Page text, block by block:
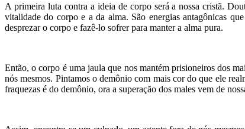
A primeira luta contra a ideia de corpo será a nossa cristã.
vitalidade do corpo e a da alma. São energias antagônicas
desprezar o corpo e fazê-lo sofrer para manter a alma pura.
Então, o corpo é uma jaula que nos mantém prisioneiros dos
nós mesmos. Pintamos o demônio com mais cor do que ele
fraquezas é do demônio, ora a superação dos males vem de